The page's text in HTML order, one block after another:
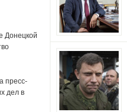
Донецкой
пресс-
дел в